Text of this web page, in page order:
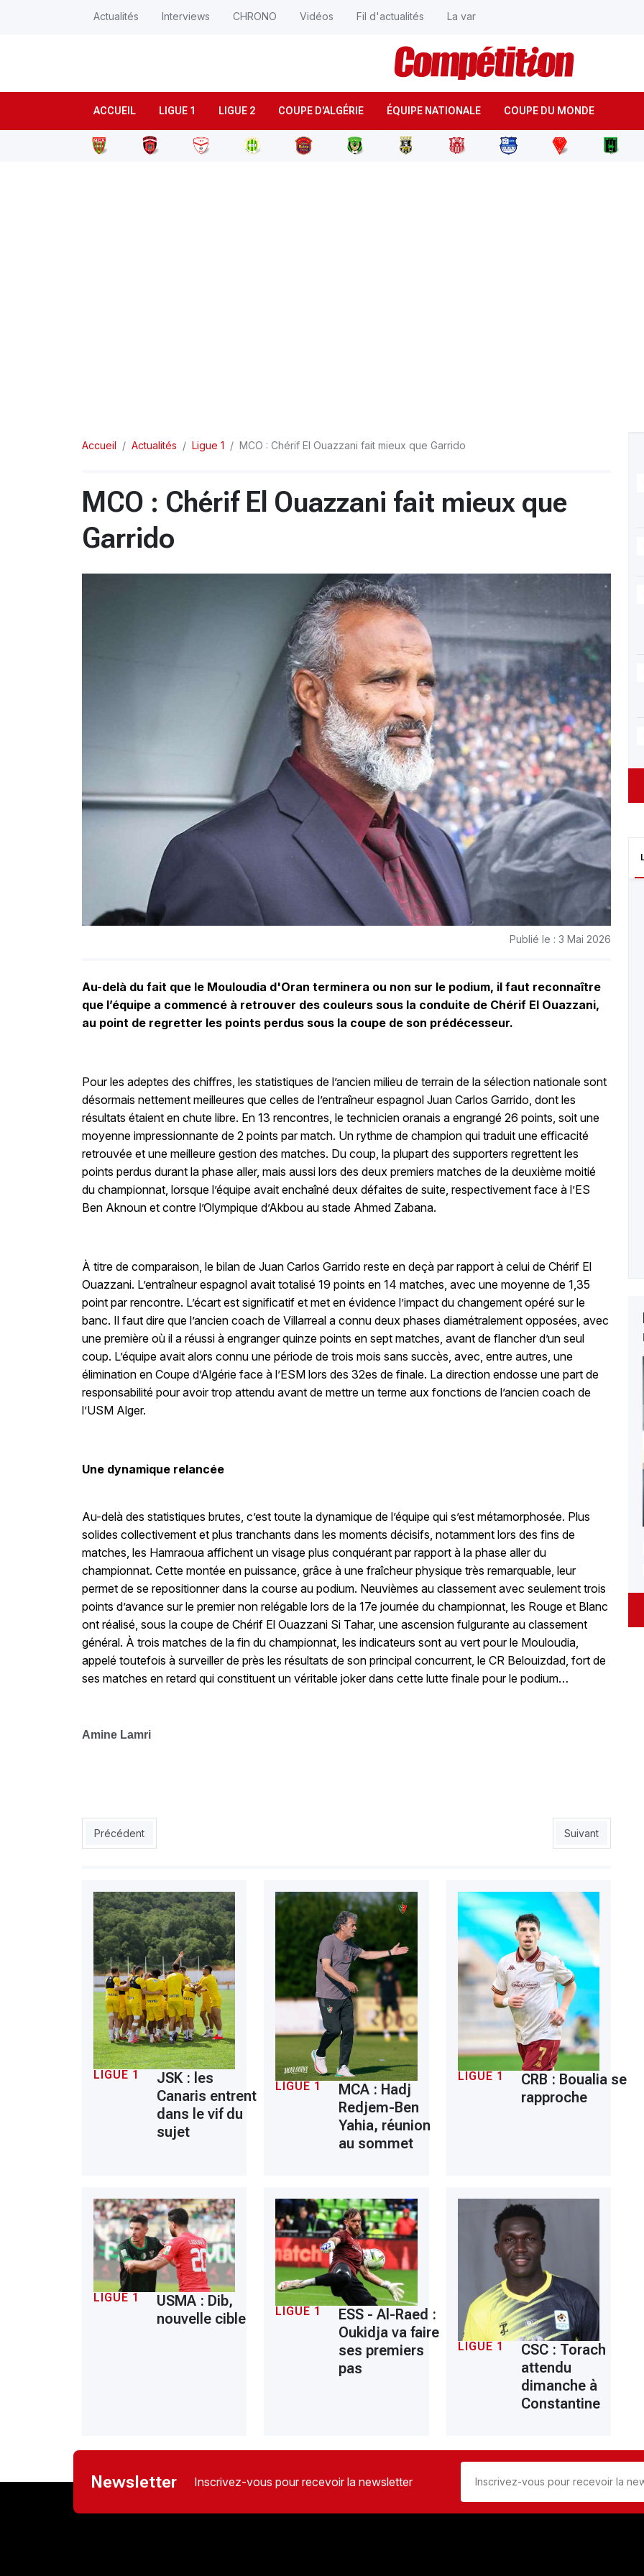
ACCUEIL LIGUE 1 LIGUE 2 COUPE D'ALGÉRIE ÉQUIPE NATIONALE COUPE DU MONDE
Actualités Interviews CHRONO Vidéos Fil d'actualités La var
Accueil Actualités Ligue 1 MCO : Chérif El Ouazzani fait mieux que Garrido
MCO : Chérif El Ouazzani fait mieux que
Garrido
Publié le : 3 Mai 2026
Au-delà du fait que le Mouloudia d'Oran terminera ou non sur le podium, il faut reconnaître
que l’équipe a commencé à retrouver des couleurs sous la conduite de Chérif El Ouazzani,
au point de regretter les points perdus sous la coupe de son prédécesseur.
Pour les adeptes des chiffres, les statistiques de l’ancien milieu de terrain de la sélection nationale sont
désormais nettement meilleures que celles de l’entraîneur espagnol Juan Carlos Garrido, dont les
résultats étaient en chute libre. En 13 rencontres, le technicien oranais a engrangé 26 points, soit une
moyenne impressionnante de 2 points par match. Un rythme de champion qui traduit une efficacité
retrouvée et une meilleure gestion des matches. Du coup, la plupart des supporters regrettent les
points perdus durant la phase aller, mais aussi lors des deux premiers matches de la deuxième moitié
du championnat, lorsque l’équipe avait enchaîné deux défaites de suite, respectivement face à l’ES
Ben Aknoun et contre l’Olympique d’Akbou au stade Ahmed Zabana.
À titre de comparaison, le bilan de Juan Carlos Garrido reste en deçà par rapport à celui de Chérif El
Ouazzani. L’entraîneur espagnol avait totalisé 19 points en 14 matches, avec une moyenne de 1,35
point par rencontre. L’écart est significatif et met en évidence l’impact du changement opéré sur le
banc. Il faut dire que l’ancien coach de Villarreal a connu deux phases diamétralement opposées, avec
une première où il a réussi à engranger quinze points en sept matches, avant de flancher d’un seul
coup. L’équipe avait alors connu une période de trois mois sans succès, avec, entre autres, une
élimination en Coupe d’Algérie face à l’ESM lors des 32es de finale. La direction endosse une part de
responsabilité pour avoir trop attendu avant de mettre un terme aux fonctions de l’ancien coach de
l’USM Alger.
Une dynamique relancée
Au-delà des statistiques brutes, c’est toute la dynamique de l’équipe qui s’est métamorphosée. Plus
solides collectivement et plus tranchants dans les moments décisifs, notamment lors des fins de
matches, les Hamraoua affichent un visage plus conquérant par rapport à la phase aller du
championnat. Cette montée en puissance, grâce à une fraîcheur physique très remarquable, leur
permet de se repositionner dans la course au podium. Neuvièmes au classement avec seulement trois
points d’avance sur le premier non relégable lors de la 17e journée du championnat, les Rouge et Blanc
ont réalisé, sous la coupe de Chérif El Ouazzani Si Tahar, une ascension fulgurante au classement
général. À trois matches de la fin du championnat, les indicateurs sont au vert pour le Mouloudia,
appelé toutefois à surveiller de près les résultats de son principal concurrent, le CR Belouizdad, fort de
ses matches en retard qui constituent un véritable joker dans cette lutte finale pour le podium…
Amine Lamri
Article précédent : CSC : Kouki, priorité d’Arama
Précédent Article suivant :
Suivant
LIGUE 1
JSK : les
Canaris entrent
dans le vif du
sujet
LIGUE 1
MCA : Hadj
Redjem-Ben
Yahia, réunion
au sommet
LIGUE 1
CRB : Boualia se
rapproche
LIGUE 1
USMA : Dib,
nouvelle cible
LIGUE 1
ESS - Al-Raed :
Oukidja va faire
ses premiers
pas
LIGUE 1
CSC : Torach
attendu
dimanche à
Constantine
Newsletter Inscrivez-vous pour recevoir la newsletter